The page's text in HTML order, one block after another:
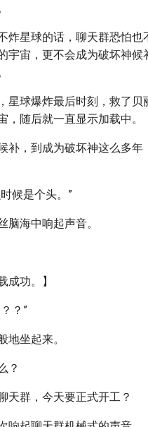
炸星球的话，聊天群恐怕也
宇宙，更不会成为破坏神候
星球爆炸最后时刻，救了贝
，随后就一直显示加载中。
补，到成为破坏神这么多年
候是个头。”
脑海中响起声音。
成功。】
？”
地坐起来。
？
天群，今天要正式开工？